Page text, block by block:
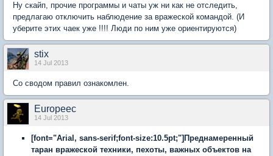
Ну скайп, прочие программы и чаты уж ни как не отследить,
предлагаю отключить наблюдение за вражеской командой. (И
уберите этих чаек уже !!!! Люди по ним уже ориентируются)
stix
14 Jul 2013
Со сводом правил ознакомлен.
Europeec
14 Jul 2013
[font="Arial, sans-serif;font-size:10.5pt;"]Преднамеренный
таран вражеской техники, пехоты, важных объектов на